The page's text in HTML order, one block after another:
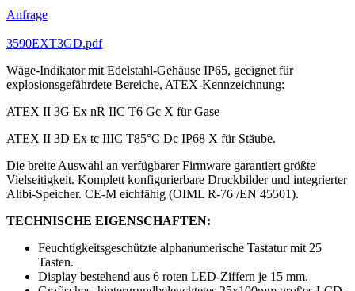
Anfrage
3590EXT3GD.pdf
Wäge-Indikator mit Edelstahl-Gehäuse IP65, geeignet für
explosionsgefährdete Bereiche, ATEX-Kennzeichnung:
ATEX II 3G Ex nR IIC T6 Gc X für Gase
ATEX II 3D Ex tc IIIC T85°C Dc IP68 X für Stäube.
Die breite Auswahl an verfügbarer Firmware garantiert größte
Vielseitigkeit. Komplett konfigurierbare Druckbilder und integrierter
Alibi-Speicher. CE-M eichfähig (OIML R-76 /EN 45501).
TECHNISCHE EIGENSCHAFTEN:
Feuchtigkeitsgeschützte alphanumerische Tastatur mit 25
Tasten.
Display bestehend aus 6 roten LED-Ziffern je 15 mm.